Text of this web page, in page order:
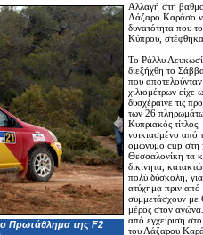
Πρωτάθλημα της F2
Αλλαγή στη
Λάζαρο Καράσο
δυνατότητα που
Κύπρου,
Το Ράλλυ
διεξήχθη το
που
χιλιομέτρων είχε
δυσχέραινε τις
των 26
Κυπριακός
νοικιασμένο από
ομώνυμο cup στη
Θεσσαλονίκη τα
δικίνητα,
πολύ δύσκολη,
ατύχημα πριν από
συμμετάσχουν
μέρος στον
από εγχείριση
του Λάζαρου